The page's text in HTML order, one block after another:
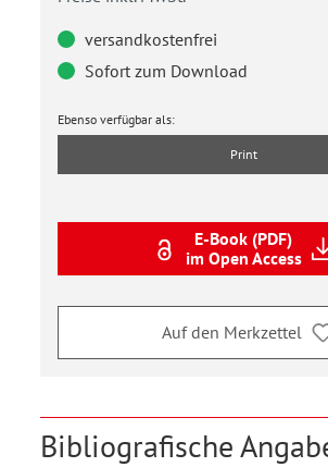
versandkostenfrei
Sofort zum Download
Ebenso verfügbar als:
Print
E-Book (PDF)
im Open Access
Auf den Merkzettel
Bibliografische